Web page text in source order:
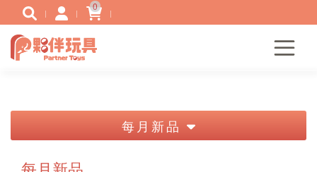
0
每月新品